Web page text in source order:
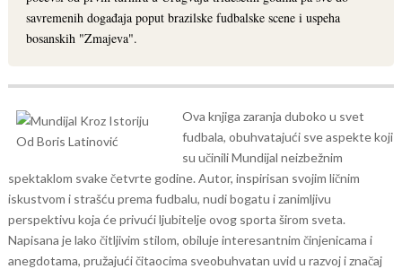
savremenih događaja poput brazilske fudbalske scene i uspeha
bosanskih "Zmajeva".
Ova knjiga zaranja duboko u svet
fudbala, obuhvatajući sve aspekte koji
su učinili Mundijal neizbežnim
spektaklom svake četvrte godine. Autor, inspirisan svojim ličnim
iskustvom i strašću prema fudbalu, nudi bogatu i zanimljivu
perspektivu koja će privući ljubitelje ovog sporta širom sveta.
Napisana je lako čitljivim stilom, obiluje interesantnim činjenicama i
anegdotama, pružajući čitaocima sveobuhvatan uvid u razvoj i značaj